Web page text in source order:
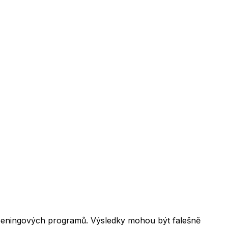
programů. Výsledky mohou být falešně